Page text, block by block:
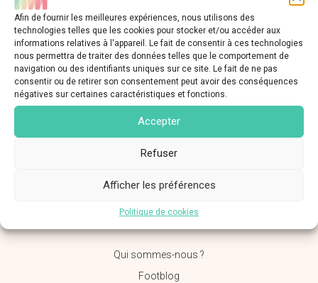
Afin de fournir les meilleures expériences, nous utilisons des
technologies telles que les cookies pour stocker et/ou accéder aux
informations relatives à l'appareil. Le fait de consentir à ces technologies
nous permettra de traiter des données telles que le comportement de
navigation ou des identifiants uniques sur ce site. Le fait de ne pas
consentir ou de retirer son consentement peut avoir des conséquences
négatives sur certaines caractéristiques et fonctions.
Accepter
Refuser
Afficher les préférences
Politique de cookies
CHEVILLE
Entorse de cheville
Instabilité de cheville
Conflit articulaire
Arthrose de cheville
Qui sommes-nous ?
Footblog